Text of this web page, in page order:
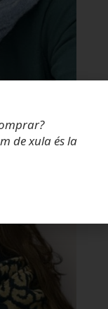
Blau
de xula és la